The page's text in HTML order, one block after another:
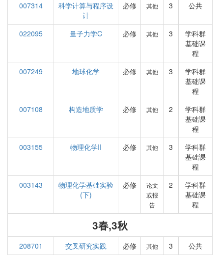
007314
科学计算与程序设
计
必修 其他 3 公共
022095 量子力学C 必修 其他 3
学科群
基础课
程
007249
地球化学 必修 其他 3
学科群
基础课
程
007108
构造地质学 必修 其他 2
学科群
基础课
程
003155
物理化学II 必修 其他 3
学科群
基础课
程
003143
物理化学基础实验
(下)
必修
论文
或报
告
2
学科群
基础课
程
3春,3秋
208701 交叉研究实践 必修 其他 3 公共